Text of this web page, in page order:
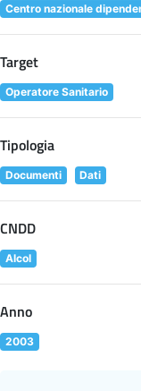
Centro nazionale
Target
Operatore Sanitario
Tipologia
Documenti Dati
CNDD
Alcol
Anno
2003